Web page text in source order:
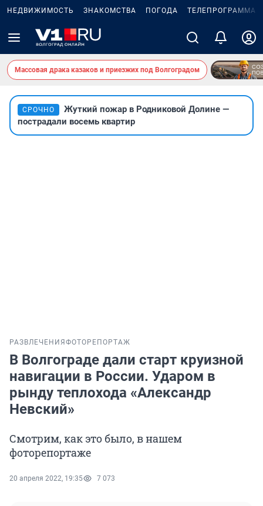
НЕДВИЖИМОСТЬ ЗНАКОМСТВА ПОГОДА ТЕЛЕПРОГРАММА
Массовая драка казаков и приезжих под Волгоградом
СРОЧНО
Жуткий пожар в Родниковой Долине —
пострадали восемь квартир
РАЗВЛЕЧЕНИЯ ФОТОРЕПОРТАЖ
В Волгограде дали старт круизной
навигации в России. Ударом в
рынду теплохода «Александр
Невский»
Смотрим, как это было, в нашем
фоторепортаже
20 апреля 2022, 19:35 7 073